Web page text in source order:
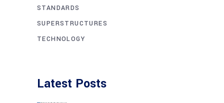
STANDARDS
SUPERSTRUCTURES
TECHNOLOGY
Latest Posts